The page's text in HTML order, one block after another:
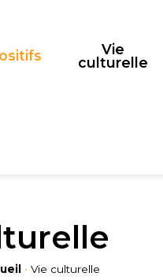
Vie
culturelle
• Vie culturelle